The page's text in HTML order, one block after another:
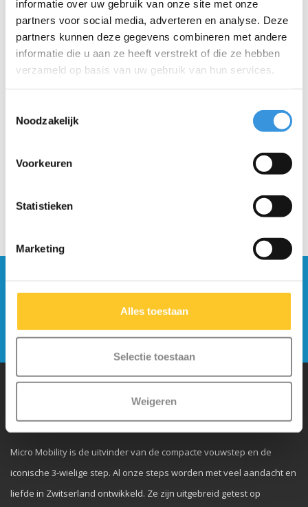
informatie over uw gebruik van onze site met onze
partners voor social media, adverteren en analyse. Deze
partners kunnen deze gegevens combineren met andere
informatie die u aan ze heeft verstrekt of die ze hebben
verzameld op basis van uw gebruik van hun services.
Noodzakelijk
Voorkeuren
Statistieken
Marketing
Alles toestaan
Selectie toestaan
Weigeren
elleboogbeschermers
Blijf op de hoogte en schrijf je in voor onze
nieuwsbrief
Verstuur
Micro Mobility is de uitvinder van de compacte vouwstep en de
iconische 3-wielige step. Al onze steps worden met veel aandacht en
liefde in Zwitserland ontwikkeld. Ze zijn uitgebreid getest op